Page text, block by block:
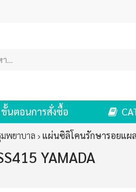
ขั้นตอนการสั่งซื้อ
พยาบาล แผ่นซิลิโคนรักษารอยแผล
YAMADA